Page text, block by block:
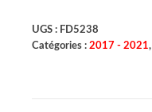
UGS : FD5238
Catégories : 2017 - 2021,